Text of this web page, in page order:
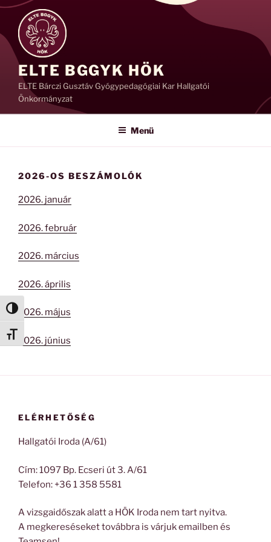
Nagy kontraszt váltása
Betűméret váltása
Tartalomhoz
ELTE BGGYK HÖK
ELTE Bárczi Gusztáv Gyógypedagógiai Kar Hallgatói
Önkormányzat
Menü
2026-OS BESZÁMOLÓK
2026. január
2026. február
2026. március
2026. április
2026. május
2026. június
ELÉRHETŐSÉG
Hallgatói Iroda (A/61)
Cím: 1097 Bp. Ecseri út 3. A/61
Telefon: +36 1 358 5581
A vizsgaidőszak alatt a HÖK Iroda nem tart nyitva.
A megkereséseket továbbra is várjuk emailben és